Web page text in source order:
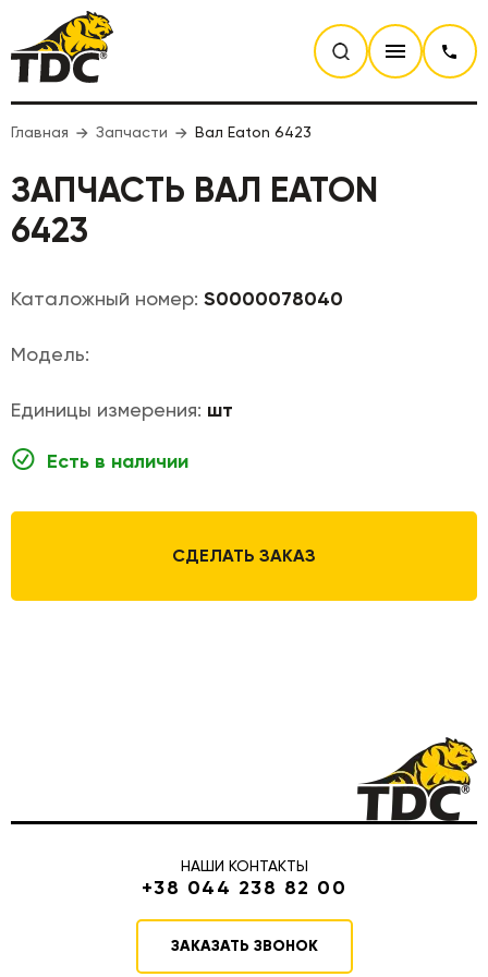
Главная Запчасти Вал Eaton 6423
ЗАПЧАСТЬ ВАЛ EATON
6423
Каталожный номер: S0000078040
Модель:
Единицы измерения: шт
Есть в наличии
СДЕЛАТЬ ЗАКАЗ
НАШИ КОНТАКТЫ
+38 044 238 82 00
ЗАКАЗАТЬ ЗВОНОК